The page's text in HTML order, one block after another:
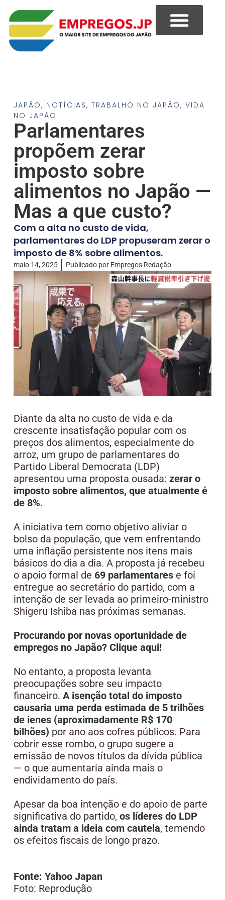
JAPÃO, NOTÍCIAS, TRABALHO NO JAPÃO, VIDA
NO JAPÃO
Parlamentares
propõem zerar
imposto sobre
alimentos no Japão —
Mas a que custo?
Com a alta no custo de vida,
parlamentares do LDP propuseram zerar o
imposto de 8% sobre alimentos.
maio 14, 2025 Publicado porEmpregos Redação
Diante da alta no custo de vida e da
crescente insatisfação popular com os
preços dos alimentos, especialmente do
arroz, um grupo de parlamentares do
Partido Liberal Democrata (LDP)
apresentou uma proposta ousada: zerar o
imposto sobre alimentos, que atualmente é
de 8%.
A iniciativa tem como objetivo aliviar o
bolso da população, que vem enfrentando
uma inflação persistente nos itens mais
básicos do dia a dia. A proposta já recebeu
o apoio formal de 69 parlamentarese foi
entregue ao secretário do partido, com a
intenção de ser levada ao primeiro-ministro
Shigeru Ishiba nas próximas semanas.
Procurando por novas oportunidade de
empregos no Japão? Clique aqui!
No entanto, a proposta levanta
preocupações sobre seu impacto
financeiro. A isenção total do imposto
causaria uma perda estimada de 5 trilhões
de ienes (aproximadamente R$ 170
bilhões) por ano aos cofres públicos. Para
cobrir esse rombo, o grupo sugere a
emissão de novos títulos da dívida pública
— o que aumentaria ainda mais o
endividamento do país.
Apesar da boa intenção e do apoio de parte
significativa do partido, os líderes do LDP
ainda tratam a ideia com cautela, temendo
os efeitos fiscais de longo prazo.
Fonte: Yahoo Japan
Foto: Reprodução